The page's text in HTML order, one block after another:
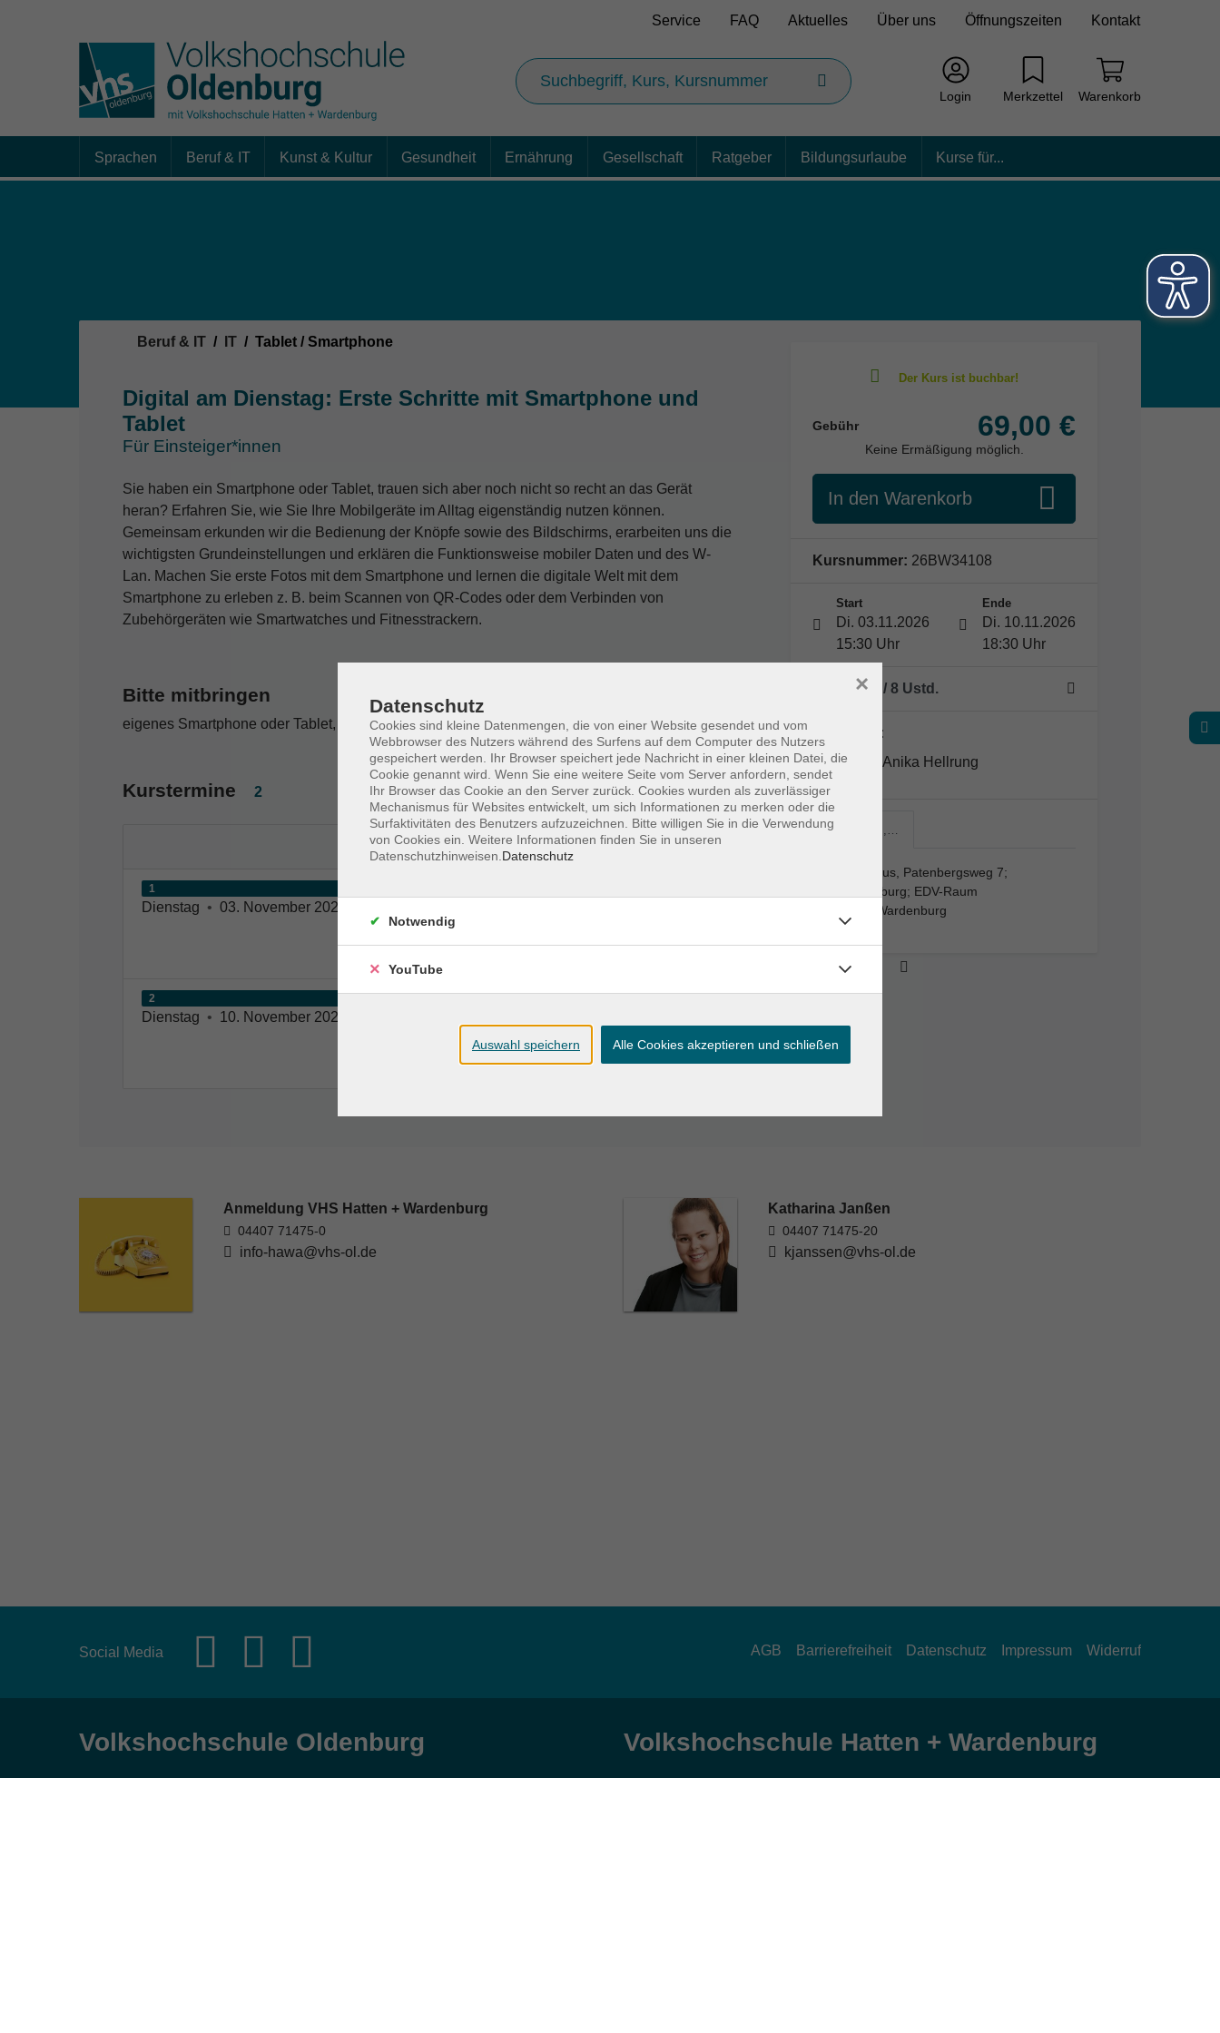
Service FAQ Aktuelles Über uns Öffnungszeiten Kontakt
Login Merkzettel Warenkorb
Sprachen Beruf & IT Kunst & Kultur Gesundheit Ernährung Gesellschaft Ratgeber Bildungsurlaube Kurse für...
Beruf & IT IT Tablet / Smartphone
Digital am Dienstag: Erste Schritte mit Smartphone und
Tablet
Für Einsteiger*innen
Sie haben ein Smartphone oder Tablet, trauen sich aber noch nicht so recht an das Gerät
heran? Erfahren Sie, wie Sie Ihre Mobilgeräte im Alltag eigenständig nutzen können.
Gemeinsam erkunden wir die Bedienung der Knöpfe sowie des Bildschirms, erarbeiten uns die
wichtigsten Grundeinstellungen und erklären die Funktionsweise mobiler Daten und des W-
Lan. Machen Sie erste Fotos mit dem Smartphone und lernen die digitale Welt mit dem
Smartphone zu erleben z. B. beim Scannen von QR-Codes oder dem Verbinden von
Zubehörgeräten wie Smartwatches und Fitnesstrackern.
Bitte mitbringen
eigenes Smartphone oder Tablet, Zugangsdaten, Netzadapter.
Kurstermine 2
Ort / Raum
1
Dienstag • 03. November 2026
2
Dienstag • 10. November 2026
Patenbergsweg 7;
Wardenburg; EDV-
Raum
Gebühr 69,00 €
Keine Ermäßigung möglich.
In den Warenkorb
Kursnummer: 26BW34108
Start
Di. 03.11.2026
15:30 Uhr
Ende
Di. 10.11.2026
18:30 Uhr
2 Termine / 8 Ustd.
Dozent*in:
Anika Hellrung
VHS-Haus,…
VHS-Haus, Patenbergsweg 7;
Wardenburg; EDV-Raum
26203 Wardenburg
Anmeldung VHS Hatten + Wardenburg
04407 71475-0
info-hawa@vhs-ol.de
Katharina Janßen
04407 71475-20
kjanssen@vhs-ol.de
Social Media AGB Barrierefreiheit Datenschutz Impressum Widerruf
Volkshochschule Oldenburg Volkshochschule Hatten + Wardenburg
Datenschutz
Cookies sind kleine Datenmengen, die von einer Website gesendet und vom
Webbrowser des Nutzers während des Surfens auf dem Computer des Nutzers
gespeichert werden. Ihr Browser speichert jede Nachricht in einer kleinen Datei, die
Cookie genannt wird. Wenn Sie eine weitere Seite vom Server anfordern, sendet
Ihr Browser das Cookie an den Server zurück. Cookies wurden als zuverlässiger
Mechanismus für Websites entwickelt, um sich Informationen zu merken oder die
Surfaktivitäten des Benutzers aufzuzeichnen. Bitte willigen Sie in die Verwendung
von Cookies ein. Weitere Informationen finden Sie in unseren
Datenschutzhinweisen. Datenschutz
×
Notwendig
YouTube
Auswahl speichern Alle Cookies akzeptieren und schließen